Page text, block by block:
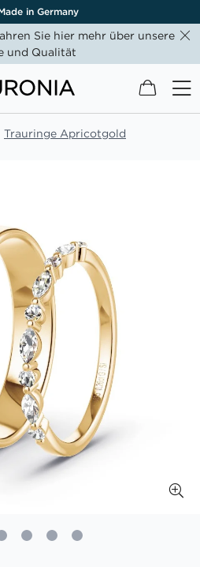
in Germany
Sie hier mehr über unsere
und Qualität
Mein
Trauringe Apricotgold